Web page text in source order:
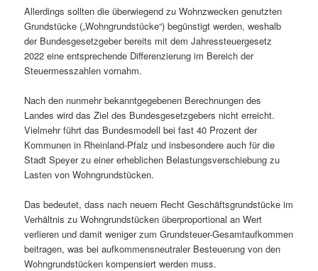
Allerdings sollten die überwiegend zu Wohnzwecken genutzten
Grundstücke („Wohngrundstücke“) begünstigt werden, weshalb
der Bundesgesetzgeber bereits mit dem Jahressteuergesetz
2022 eine entsprechende Differenzierung im Bereich der
Steuermesszahlen vornahm.
Nach den nunmehr bekanntgegebenen Berechnungen des
Landes wird das Ziel des Bundesgesetzgebers nicht erreicht.
Vielmehr führt das Bundesmodell bei fast 40 Prozent der
Kommunen in Rheinland-Pfalz und insbesondere auch für die
Stadt Speyer zu einer erheblichen Belastungsverschiebung zu
Lasten von Wohngrundstücken.
Das bedeutet, dass nach neuem Recht Geschäftsgrundstücke im
Verhältnis zu Wohngrundstücken überproportional an Wert
verlieren und damit weniger zum Grundsteuer-Gesamtaufkommen
beitragen, was bei aufkommensneutraler Besteuerung von den
Wohngrundstücken kompensiert werden muss.